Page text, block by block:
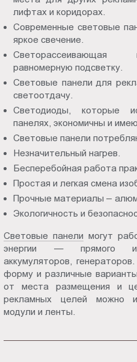
лифтах и коридорах.
Современные световые
яркое свечение.
Светорассеивающая
равномерную подсветку.
Световые панели для
светоотдачу.
Светодиоды, которые
панелях, экономичны и
Световые панели
Незначительный нагрев.
Бесперебойная работа
Простая и легкая смена
Прочные материалы –
Экологичность и
Световые панели могут
энергии — прямого
аккумуляторов,
форму и различные
от места размещения и
рекламных целей можно
модули и ленты.